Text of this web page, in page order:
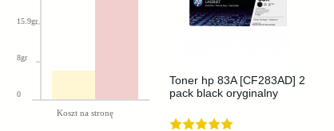
15.9gr
8gr
0
Koszt na stronę
Toner hp 83A [CF283AD] 2
pack black oryginalny